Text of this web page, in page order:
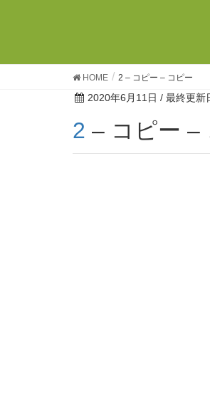
HOME 2 – コピー – コピー
2020年6月11日 / 最終更新
2 – コピー